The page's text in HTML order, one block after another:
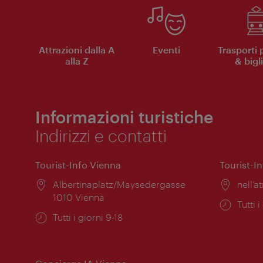
Attrazioni dalla A
alla Z
Eventi
Trasporti
&
Informazioni turistiche
Indirizzi e contatti
Tourist-Info Vienna
Posizione:
Albertinaplatz/Maysedergasse
1010 Vienna
Orari
Tutti i giorni 9-18
Tourist-
Orari
Tutti i